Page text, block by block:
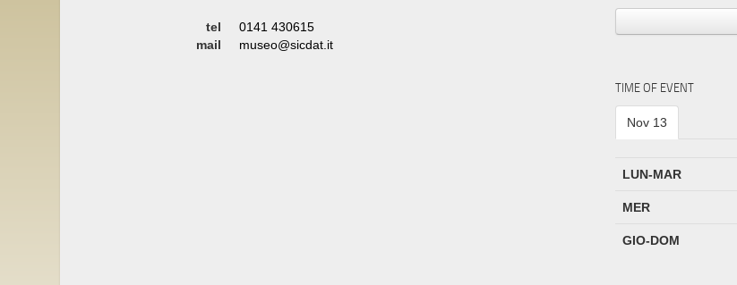
tel
0141 430615
mail
museo@sicdat.it
TIME OF EVENT
Nov 13
LUN-MAR
MER
GIO-DOM